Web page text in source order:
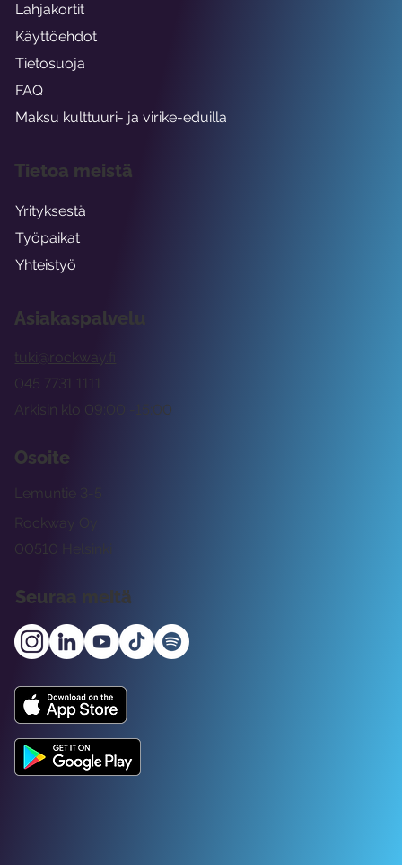
Asiakaspalvelu
tuki@rockway.fi
Arkisin klo 09:00 -15:00
045 7731 1111
Osoite
Rockway Oy
Lemuntie 3-5
00510 Helsinki
Seuraa meitä
Lahjakortit
Käyttöehdot
Tietosuoja
FAQ
Maksu kulttuuri- ja virike-eduilla
Tietoa meistä
Yrityksestä
Työpaikat
Yhteistyö